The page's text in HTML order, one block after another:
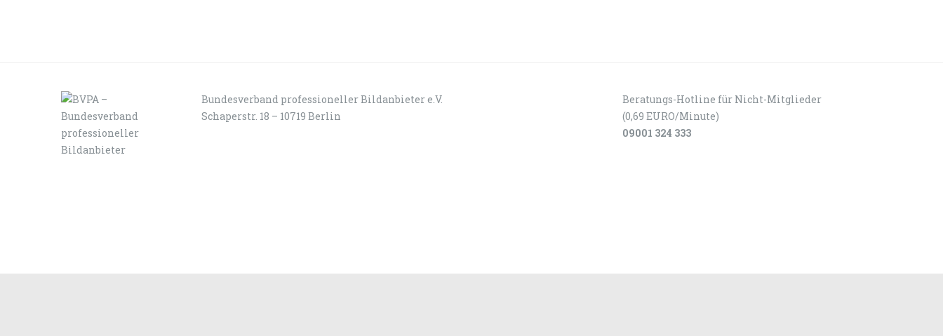
Bundesverband professioneller Bildanbieter e.V.
Schaperstr. 18 – 10719 Berlin
Beratungs-Hotline für Nicht-Mitglieder
(0,69 EURO/Minute)
09001 324 333